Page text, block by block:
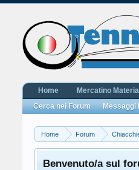
Home Forum
Benvenuto/a sul
Home Mercatino
Cerca nei Forum
Messaggi